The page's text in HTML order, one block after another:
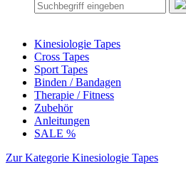
Kinesiologie Tapes
Cross Tapes
Sport Tapes
Binden / Bandagen
Therapie / Fitness
Zubehör
Anleitungen
SALE %
Zur Kategorie Kinesiologie Tapes